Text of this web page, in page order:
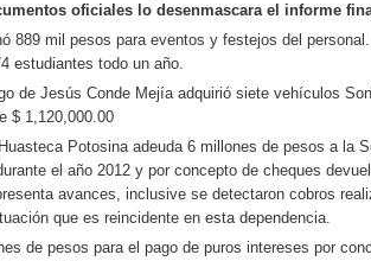
oficiales lo desenmascara el informe
889 mil pesos para eventos y festejos del
estudiantes todo un año.
de Jesús Conde Mejía adquirió siete vehículos
$ 1,120,000.00
Potosina adeuda 6 millones de pesos a la
el año 2012 y por concepto de cheques
avances, inclusive se detectaron cobros
que es reincidente en esta dependencia.
de pesos para el pago de puros intereses por